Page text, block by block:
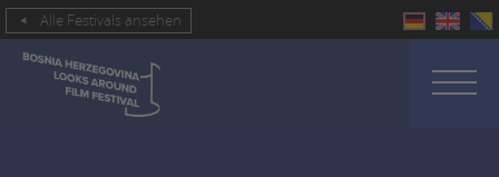
Alle Festivals ansehen